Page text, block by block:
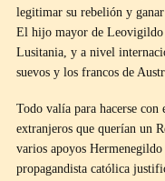
legitimar su rebelión y
El hijo mayor de Leovigildo
Lusitania, y a nivel
suevos y los francos de
Todo valía para hacerse
extranjeros que querían un
varios apoyos
propagandista católica